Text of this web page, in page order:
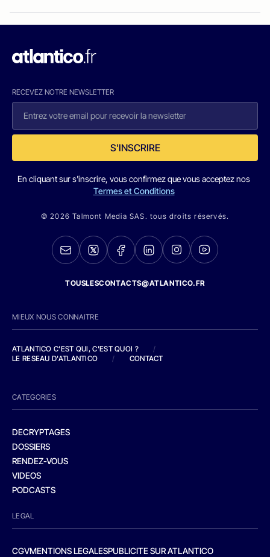
RECEVEZ NOTRE NEWSLETTER
S'INSCRIRE
En cliquant sur s'inscrire, vous confirmez que vous acceptez nos
Termes et Conditions
© 2026 Talmont Media SAS. tous droits réservés.
TOUSLESCONTACTS@ATLANTICO.FR
MIEUX NOUS CONNAITRE
ATLANTICO C'EST QUI, C'EST QUOI ?
/
LE RESEAU D'ATLANTICO
/ CONTACT
CATEGORIES
DECRYPTAGES
DOSSIERS
RENDEZ-VOUS
VIDEOS
PODCASTS
LEGAL
CGVMENTIONS LEGALESPUBLICITE SUR ATLANTICO